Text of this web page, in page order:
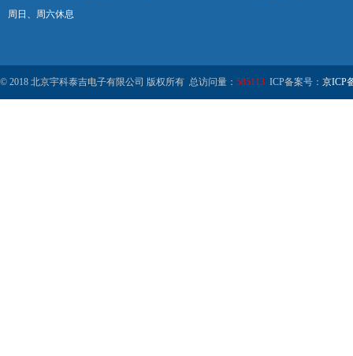
周日、周六休息
© 2018 北京宇科泰吉电子有限公司 版权所有 总访问量： 585113 ICP备案号： 京ICP